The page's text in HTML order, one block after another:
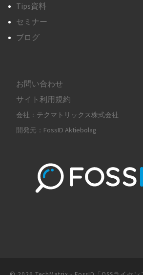
Tips資料
セミナー
ブログ
お問い合わせ
サイト利用規約
会社：テクマトリックス株式会社
開発元：FossID Aktiebolag